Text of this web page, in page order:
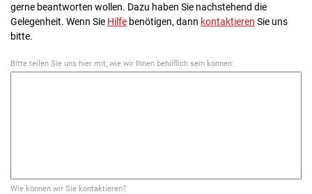
gerne beantworten wollen. Dazu haben Sie nachstehend die
Gelegenheit. Wenn Sie Hilfe benötigen, dann kontaktieren Sie uns
bitte.
Bitte teilen Sie uns hier mit, wie wir Ihnen behilflich sein können:
Wie können wir Sie kontaktieren?